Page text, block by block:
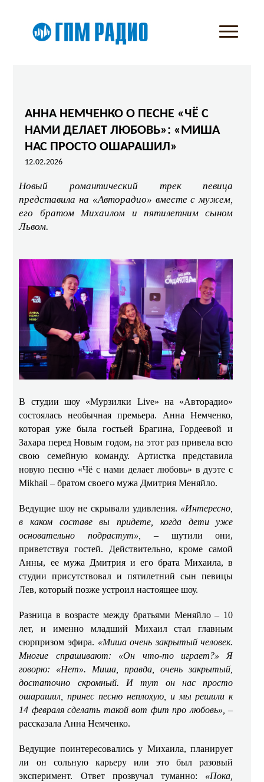
АННА НЕМЧЕНКО О ПЕСНЕ «ЧЁ С
НАМИ ДЕЛАЕТ ЛЮБОВЬ»: «МИША
НАС ПРОСТО ОШАРАШИЛ»
12.02.2026
Новый романтический трек певица
представила на «Авторадио» вместе с мужем,
его братом Михаилом и пятилетним сыном
Львом.
В студии шоу «Мурзилки Live» на «Авторадио»
состоялась необычная премьера. Анна Немченко,
которая уже была гостьей Брагина, Гордеевой и
Захара перед Новым годом, на этот раз привела всю
свою семейную команду. Артистка представила
новую песню «Чё с нами делает любовь» в дуэте с
Mikhail – братом своего мужа Дмитрия Меняйло.
Ведущие шоу не скрывали удивления. «Интересно,
в каком составе вы придете, когда дети уже
основательно подрастут», – шутили они,
приветствуя гостей. Действительно, кроме самой
Анны, ее мужа Дмитрия и его брата Михаила, в
студии присутствовал и пятилетний сын певицы
Лев, который позже устроил настоящее шоу.
Разница в возрасте между братьями Меняйло – 10
лет, и именно младший Михаил стал главным
сюрпризом эфира. «Миша очень закрытый человек.
Многие спрашивают: «Он что-то играет?» Я
говорю: «Нет». Миша, правда, очень закрытый,
достаточно скромный. И тут он нас просто
ошарашил, принес песню неплохую, и мы решили к
14 февраля сделать такой вот фит про любовь»,–
рассказала Анна Немченко.
Ведущие поинтересовались у Михаила, планирует
ли он сольную карьеру или это был разовый
эксперимент. Ответ прозвучал туманно: «Пока,